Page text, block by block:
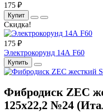
175 ₽
Купит
Скидка!
175 ₽
Электрокорунд 14А F60
Купить
Фибродиск ZEC
125х22,2 №24